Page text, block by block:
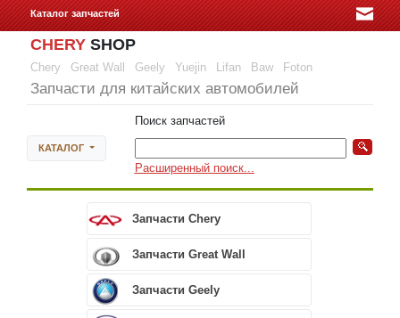
Каталог запчастей
CHERY SHOP
Chery Great Wall Geely Yuejin Lifan Baw Foton
Запчасти для китайских автомобилей
КАТАЛОГ
Поиск запчастей
Расширенный поиск...
Запчасти Chery
Запчасти Great Wall
Запчасти Geely